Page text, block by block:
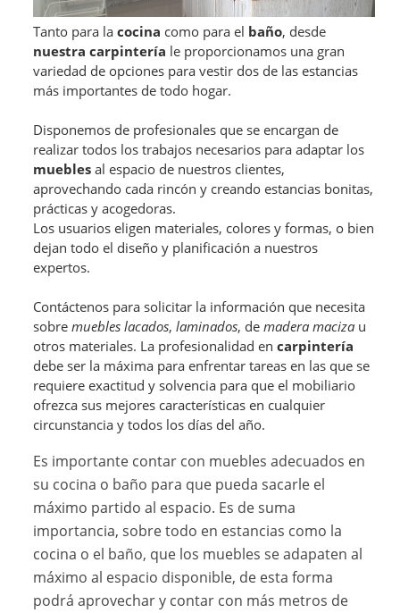
Tanto para lacocina como para el baño, desde
nuestra carpintería le proporcionamos una gran
variedad de opciones para vestir dos de las estancias
más importantes de todo hogar.
Disponemos de profesionales que se encargan de
realizar todos los trabajos necesarios para adaptar los
mueblesal espacio de nuestros clientes,
aprovechando cada rincón y creando estancias bonitas,
prácticas y acogedoras.
Los usuarios eligen materiales, colores y formas, o bien
dejan todo el diseño y planificación a nuestros
expertos.
Contáctenos para solicitar la información que necesita
sobremuebles lacados,laminados, demadera maciza u
otros materiales. La profesionalidad encarpintería
debe ser la máxima para enfrentar tareas en las que se
requiere exactitud y solvencia para que el mobiliario
ofrezca sus mejores características en cualquier
circunstancia y todos los días del año.
Es importante contar con muebles adecuados en
su cocina o baño para que pueda sacarle el
máximo partido al espacio. Es de suma
importancia, sobre todo en estancias como la
cocina o el baño, que los muebles se adapaten al
máximo al espacio disponible, de esta forma
podrá aprovechar y contar con más metros de